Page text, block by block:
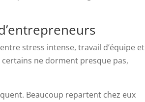
stress intense, travail d’équipe et
certains ne dorment presque pas,
Beaucoup repartent chez eux